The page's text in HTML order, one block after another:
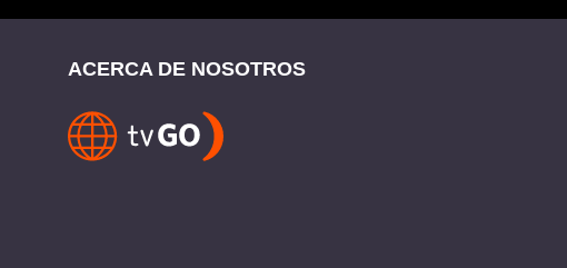
ACERCA DE NOSOTROS